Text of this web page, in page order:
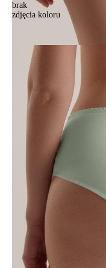
brak
zdjęcia koloru
Majtki damskie CONTE
Majtki damskie CONTE
73,90 zł
Kolory:
BRAK
ZDJĘCIA
ZDJĘCIA
Rozmiary:
Tabela rozmiarów
Ilość:
DODAJ DO
Jak złożyć zamówienie
POWIADOM MNIE O